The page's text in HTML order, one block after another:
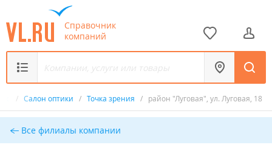
Справочник
компаний
/ Салон оптики / Точка зрения / район "Луговая", ул. Луговая, 18
Все филиалы компании